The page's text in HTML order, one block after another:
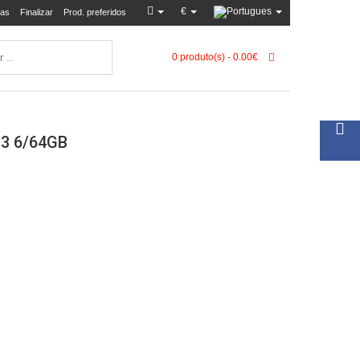
Finalizar Prod. preferidos €
0 produto(s) - 0.00€
6/64GB